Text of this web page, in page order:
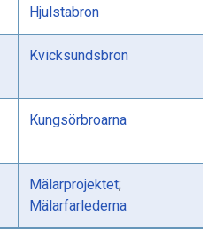
Hjulstabron
Kvicksundsbron
Kungsörbroarna
Mälarprojektet;
Mälarfarlederna